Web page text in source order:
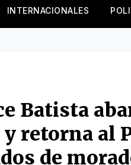
INTERNACIONALES
Batista
retorna al
de